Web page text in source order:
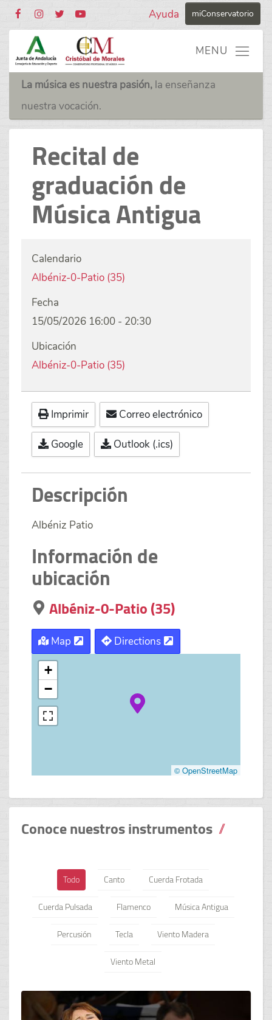
miConservatorio
Ayuda
La música es nuestra pasión, la enseñanza
nuestra vocación.
Recital de
graduación de
Música Antigua
Calendario
Albéniz-0-Patio (35)
Fecha
15/05/2026 16:00 - 20:30
Ubicación
Albéniz-0-Patio (35)
Imprimir Correo electrónico
Google Outlook (.ics)
Descripción
Albéniz Patio
Información de
ubicación
Albéniz-0-Patio (35)
Map Directions
+
−
© OpenStreetMap
Conoce nuestros instrumentos
Todo Canto
Cuerda Frotada
Cuerda Pulsada
Flamenco
Música Antigua
Percusión
Tecla
Viento Madera
Viento Metal